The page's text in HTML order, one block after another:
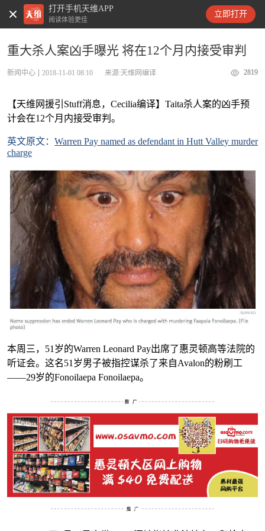
打开手机天维APP
阅读体验更佳
立即打开
天维新闻
重大杀人案凶手曝光 将在12个月内接受审判
新闻中心 2018-11-01 08:10 来源:天维网编译 2819
【天维网援引Stuff消息，Cecilia编译】Taita杀人案的凶手预
计会在12个月内接受审判。
英文原文： Warren Pay named as defendant in Hutt Valley murder
charge
本周三，51岁的Warren Leonard Pay出席了惠灵顿高等法院的
听证会。这名51岁男子被指控谋杀了来自Avalon的粉刷工
——29岁的Fonoilaepa Fonoilaepa。